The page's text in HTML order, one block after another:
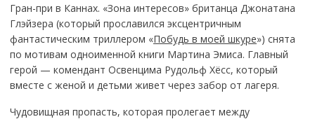
Гран-при в Каннах. «Зона интересов» британца Джонатана
Глэйзера (который прославился эксцентричным
фантастическим триллером «Побудь в моей шкуре») снята
по мотивам одноименной книги Мартина Эмиса. Главный
герой — комендант Освенцима Рудольф Хёсс, который
вместе с женой и детьми живет через забор от лагеря.
Чудовищная пропасть, которая пролегает между